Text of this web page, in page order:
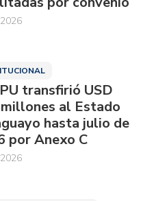
transfirió USD
al Estado
hasta julio de
por Anexo C